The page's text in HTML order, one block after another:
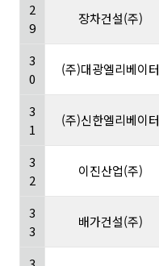
2
9
장차건설(주)
3
0
(주)대광엘리베이터
3
1
(주)신한엘리베이터
3
2
이진산업(주)
3
3
배가건설(주)